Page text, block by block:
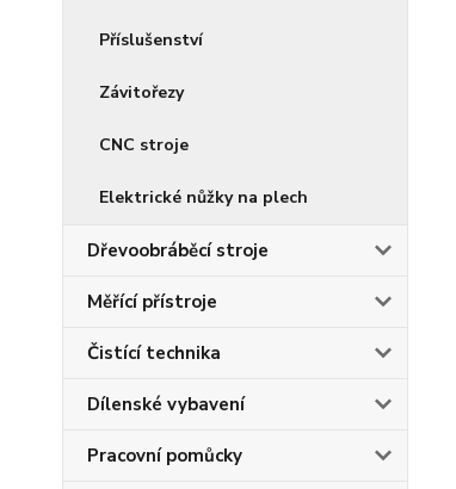
Příslušenství
Závitořezy
CNC stroje
Elektrické nůžky na plech
Dřevoobráběcí stroje
Měřící přístroje
Čistící technika
Dílenské vybavení
Pracovní pomůcky